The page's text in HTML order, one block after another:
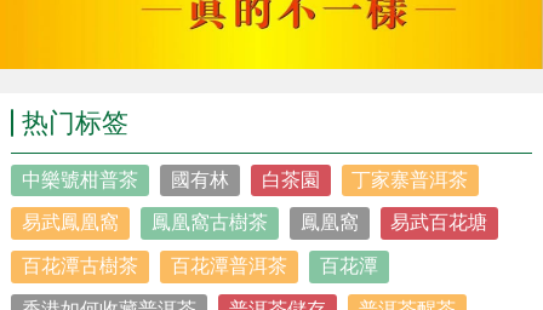
热门标签
中樂號柑普茶 國有林 白茶園 丁家寨普洱茶
易武鳳凰窩 鳳凰窩古樹茶 鳳凰窩 易武百花塘
百花潭古樹茶 百花潭普洱茶 百花潭